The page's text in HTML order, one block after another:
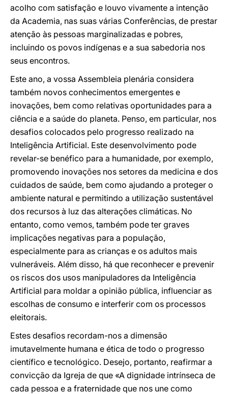
acolho com satisfação e louvo vivamente a intenção
da Academia, nas suas várias Conferências, de prestar
atenção às pessoas marginalizadas e pobres,
incluindo os povos indígenas e a sua sabedoria nos
seus encontros.
Este ano, a vossa Assembleia plenária considera
também novos conhecimentos emergentes e
inovações, bem como relativas oportunidades para a
ciência e a saúde do planeta. Penso, em particular, nos
desafios colocados pelo progresso realizado na
Inteligência Artificial. Este desenvolvimento pode
revelar-se benéfico para a humanidade, por exemplo,
promovendo inovações nos setores da medicina e dos
cuidados de saúde, bem como ajudando a proteger o
ambiente natural e permitindo a utilização sustentável
dos recursos à luz das alterações climáticas. No
entanto, como vemos, também pode ter graves
implicações negativas para a população,
especialmente para as crianças e os adultos mais
vulneráveis. Além disso, há que reconhecer e prevenir
os riscos dos usos manipuladores da Inteligência
Artificial para moldar a opinião pública, influenciar as
escolhas de consumo e interferir com os processos
eleitorais.
Estes desafios recordam-nos a dimensão
imutavelmente humana e ética de todo o progresso
científico e tecnológico. Desejo, portanto, reafirmar a
convicção da Igreja de que «A dignidade intrínseca de
cada pessoa e a fraternidade que nos une como